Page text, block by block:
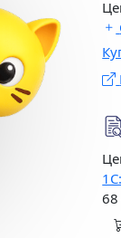
в
При
Выгода